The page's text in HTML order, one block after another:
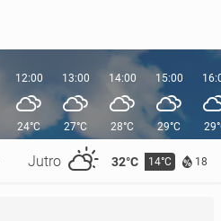
Jutro 32°C 14°C 18
12:00
24°C
13:00
27°C
14:00
28°C
15:00
29°C